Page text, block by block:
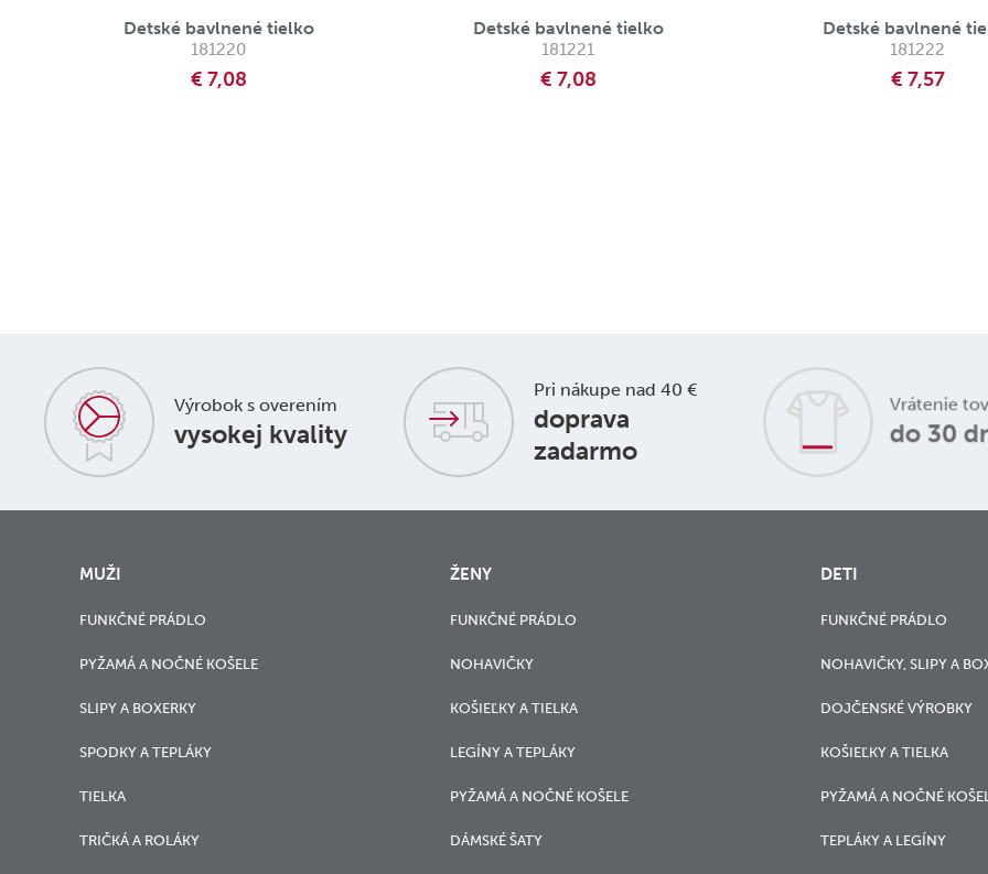
Detské bavlnené tielko
181220
€ 7,08
Detské bavlnené tielko
181221
€ 7,08
Detské bavlnené
181222
€ 7,57
Výrobok s overením
vysokej kvality
Pri nákupe nad 40 €
doprava
zadarmo
Vrátenie
do 30
MUŽI
FUNKČNÉ PRÁDLO
PYŽAMÁ A NOČNÉ KOŠELE
SLIPY A BOXERKY
SPODKY A TEPLÁKY
TIELKA
TRIČKÁ A ROLÁKY
ŽENY
FUNKČNÉ PRÁDLO
NOHAVIČKY
KOŠIEĽKY A TIELKA
LEGÍNY A TEPLÁKY
PYŽAMÁ A NOČNÉ KOŠELE
DÁMSKÉ ŠATY
DETI
FUNKČNÉ PRÁDLO
NOHAVIČKY, SLIPY A
DOJČENSKÉ VÝROBKY
KOŠIEĽKY A TIELKA
PYŽAMÁ A NOČNÉ
TEPLÁKY A LEGÍNY